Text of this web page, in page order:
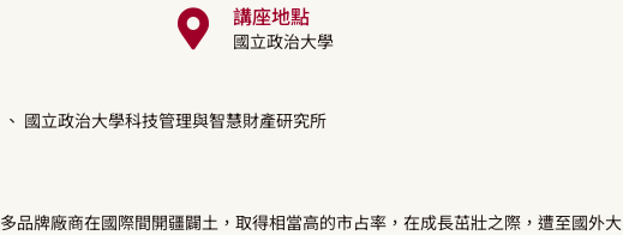
講座地點
國立政治大學
、 國立政治大學科技管理與智慧財產研究所
品牌廠商在國際間開疆闢土，取得相當高的市占率，在成長茁壯之際，遭至國外大